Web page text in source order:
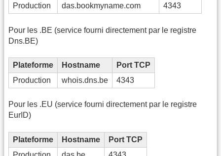
Production
das.bookmyname.com 4343
Pour les .BE (service fourni directement par le registre
Dns.BE)
Plateforme Hostname
Port TCP
Production
whois.dns.be 4343
Pour les .EU (service fourni directement par le registre
EurID)
Plateforme Hostname
Port TCP